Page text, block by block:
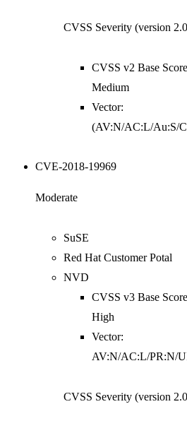
CVSS Severity (version
CVSS v2 Base
Medium
Vector:
(AV:N/AC:L/Au:S/
CVE-2018-19969
Moderate
SuSE
Red Hat Customer Potal
NVD
CVSS v3 Base
High
Vector:
AV:N/AC:L/PR:N/
CVSS Severity (version